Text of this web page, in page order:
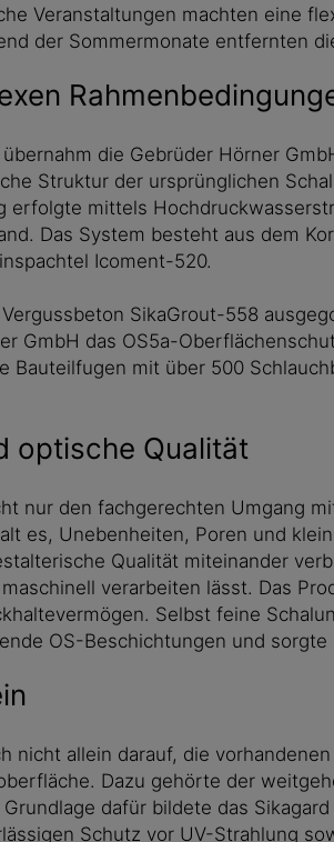
Veranstaltungen machten eine
der Sommermonate entfernten
die Gebrüder Hörner
Struktur der ursprünglichen
mittels
Das System besteht aus dem
Icoment-520.
SikaGrout-558
GmbH das OS5a-
Bauteilfugen mit über 500
optische Qualität
nur den fachgerechten Umgang
es, Unebenheiten, Poren und
Qualität miteinander
verarbeiten lässt. Das
Selbst feine
OS-Beschichtungen und
nicht allein darauf, die
Dazu gehörte der
dafür bildete das
Schutz vor UV-Strahlung